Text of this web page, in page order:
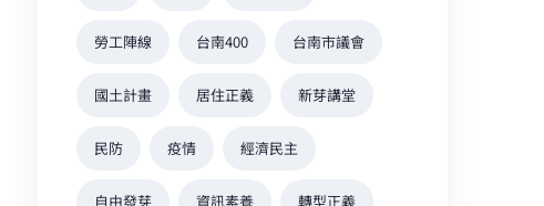
勞工陣線 台南400 台南市議會
國土計畫 居住正義 新芽講堂
民防 疫情 經濟民主
自由發芽 資訊素養 轉型正義